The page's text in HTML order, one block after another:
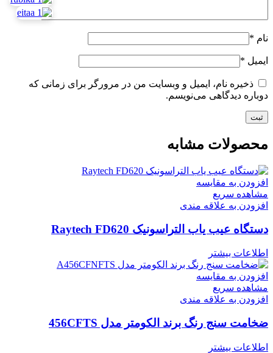
نام *
ایمیل *
ذخیره نام، ایمیل و وبسایت من در مرورگر برای زمانی که
دوباره دیدگاهی می‌نویسم.
محصولات مشابه
افزودن به مقایسه
مشاهده سریع
افزودن به علاقه مندی
دستگاه عیب یاب التراسونیک Raytech FD620
اطلاعات بیشتر
افزودن به مقایسه
مشاهده سریع
افزودن به علاقه مندی
ضخامت سنج رنگ برند الکومتر مدل 456CFTS
اطلاعات بیشتر